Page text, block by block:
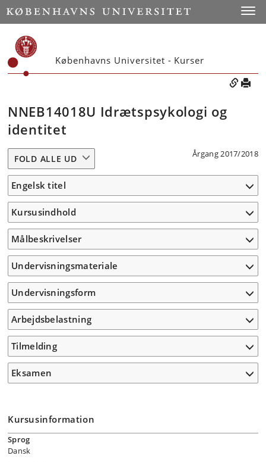
Københavns Universitet - Kurser
NNEB14018U Idrætspsykologi og
identitet
Årgang 2017/2018
FOLD ALLE UD
Engelsk titel
Kursusindhold
Målbeskrivelser
Undervisningsmateriale
Undervisningsform
Arbejdsbelastning
Tilmelding
Eksamen
Kursusinformation
Sprog
Dansk